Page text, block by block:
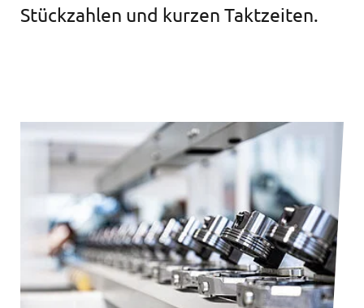
Stückzahlen und kurzen Taktzeiten.